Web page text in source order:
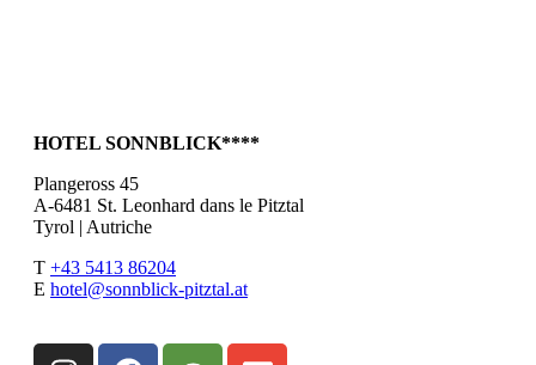
HOTEL SONNBLICK****
Plangeross 45
A-6481 St. Leonhard dans le Pitztal
Tyrol | Autriche
T +43 5413 86204
E hotel@sonnblick-pitztal.at